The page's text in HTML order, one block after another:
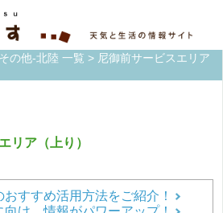
その他-北陸 一覧 > 尼御前サービスエリア
リア（上り）
すすめ活用方法をご紹介！